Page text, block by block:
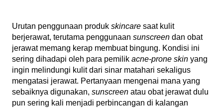
Urutan penggunaan produk skincare saat kulit
berjerawat, terutama penggunaan sunscreen dan obat
jerawat memang kerap membuat bingung. Kondisi ini
sering dihadapi oleh para pemilik acne-prone skin yang
ingin melindungi kulit dari sinar matahari sekaligus
mengatasi jerawat. Pertanyaan mengenai mana yang
sebaiknya digunakan, sunscreen atau obat jerawat dulu
pun sering kali menjadi perbincangan di kalangan